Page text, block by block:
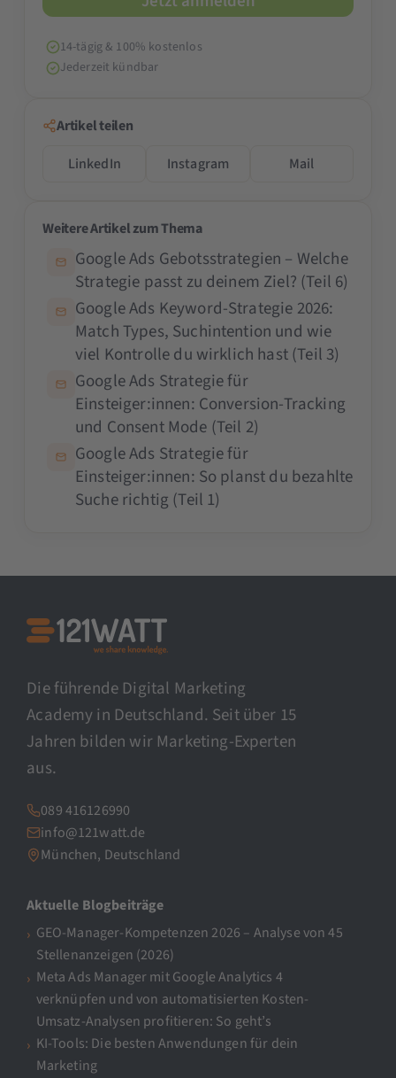
14-tägig & 100% kostenlos
Jederzeit kündbar
Artikel teilen
LinkedIn
Instagram Mail
Weitere Artikel zum Thema
Google Ads Gebotsstrategien – Welche
Strategie passt zu deinem Ziel? (Teil 6)
Google Ads Keyword-Strategie 2026:
Match Types, Suchintention und wie
viel Kontrolle du wirklich hast (Teil 3)
Google Ads Strategie für
Einsteiger:innen: Conversion-Tracking
und Consent Mode (Teil 2)
Google Ads Strategie für
Einsteiger:innen: So planst du bezahlte
Suche richtig (Teil 1)
Die führende Digital Marketing
Academy in Deutschland. Seit über 15
Jahren bilden wir Marketing-Experten
aus.
089 416126990
info@121watt.de
München, Deutschland
Aktuelle Blogbeiträge
GEO-Manager-Kompetenzen 2026 – Analyse von 45
Stellenanzeigen (2026)
Meta Ads Manager mit Google Analytics 4
verknüpfen und von automatisierten Kosten-
Umsatz-Analysen profitieren: So geht’s
KI-Tools: Die besten Anwendungen für dein
Marketing